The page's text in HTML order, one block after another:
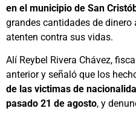
en el municipio de San
grandes cantidades de
atenten contra sus vidas.
Alí Reybel Rivera Chávez,
anterior y señaló que los
de las victimas de
pasado 21 de agosto, y